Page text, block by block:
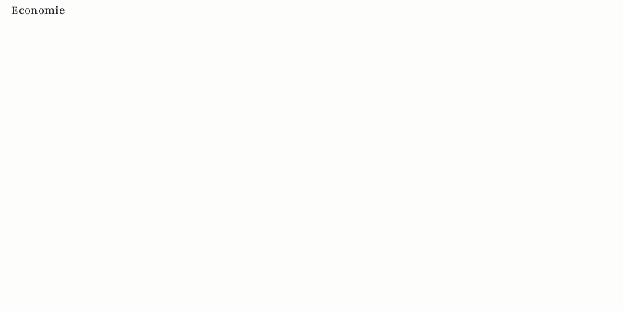
Economie